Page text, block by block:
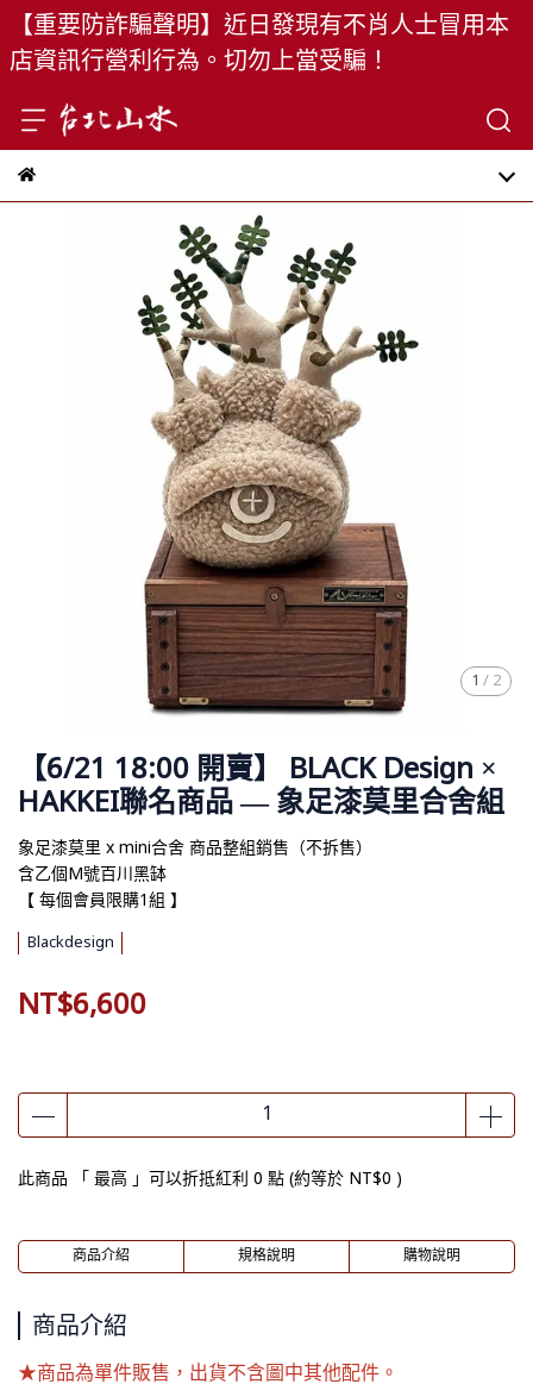
【重要防詐騙聲明】近日發現有不肖人士冒用本
店資訊行營利行為。切勿上當受騙！
1 / 2
【6/21 18:00 開賣】 BLACK Design ×
HAKKEI聯名商品 — 象足漆莫里合舍組
象足漆莫里 x mini合舍 商品整組銷售（不拆售）
含乙個M號百川黑缽
【 每個會員限購1組 】
Blackdesign
NT$6,600
此商品 「 最高 」可以折抵紅利 0 點 (約等於 NT$0 )
商品介紹 規格說明 購物說明
商品介紹
★商品為單件販售，出貨不含圖中其他配件。